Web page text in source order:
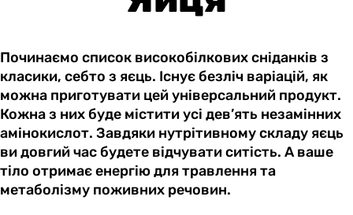
Починаємо список високобілкових сніданків з
класики, себто з яєць. Існує безліч варіацій, як
можна приготувати цей універсальний продукт.
Кожна з них буде містити усі дев’ять незамінних
амінокислот. Завдяки нутрітивному складу яєць
ви довгий час будете відчувати ситість. А ваше
тіло отримає енергію для травлення та
метаболізму поживних речовин.